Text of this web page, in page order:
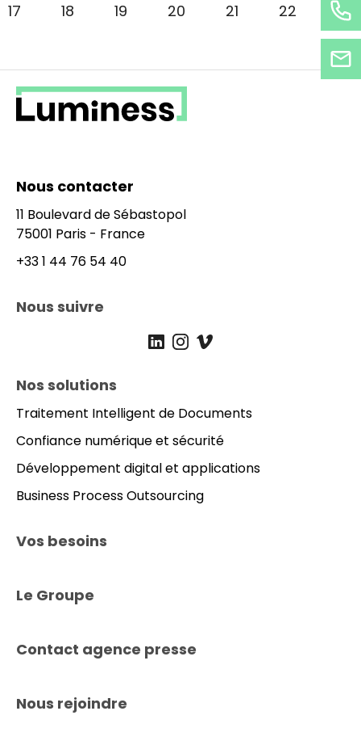
Pagination
Page
17 Page
18 Page
19 Page
20 Page
21 Page
22 23
Nous contacter
11 Boulevard de Sébastopol
75001 Paris - France
+33 1 44 76 54 40
IN_Luminess@luminess.eu
Nous suivre
Prefooter
Nos solutions
Traitement Intelligent de Documents
Confiance numérique et sécurité
Développement digital et applications
Business Process Outsourcing
Vos besoins
Le Groupe
Contact agence presse
Nous rejoindre